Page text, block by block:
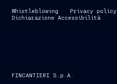
Whistleblowing Privacy policy
Dichiarazione Accessibilità
FINCANTIERI S.p.A.